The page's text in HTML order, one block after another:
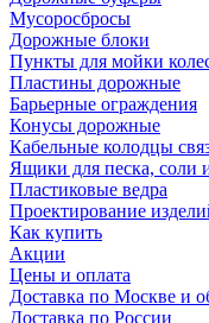
Мусоросбросы
Дорожные блоки
Пункты для мойки
Пластины дорожные
Барьерные ограждения
Конусы дорожные
Кабельные колодцы
Ящики для песка, соли
Пластиковые ведра
Проектирование
Как купить
Акции
Цены и оплата
Доставка по Москве и
Доставка по России